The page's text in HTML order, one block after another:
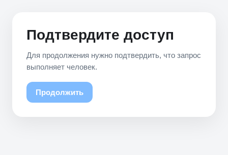
Подтвердите доступ
Для продолжения нужно подтвердить, что запрос
выполняет человек.
Продолжить